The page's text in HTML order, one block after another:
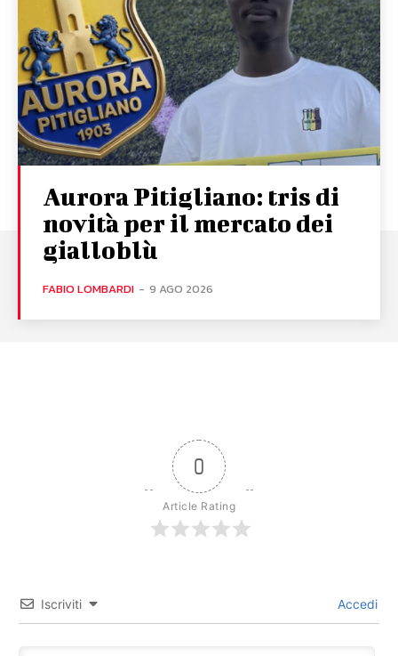
Aurora Pitigliano: tris di
novità per il mercato dei
gialloblù
FABIO LOMBARDI - 9 AGO 2026
0
Article Rating
Iscriviti Accedi